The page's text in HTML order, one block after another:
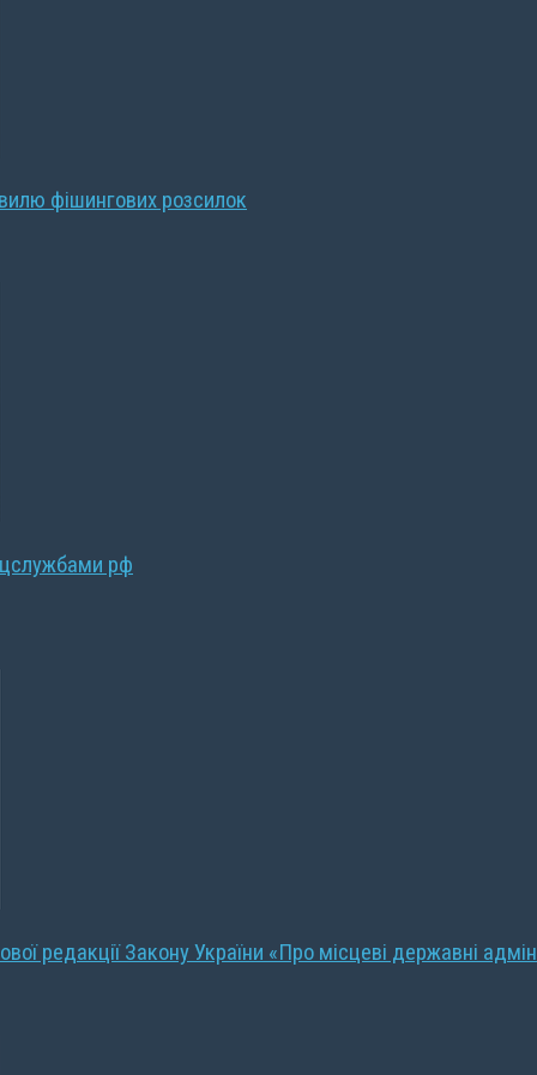
фішингових розсилок
рф
редакції Закону України «Про місцеві державні